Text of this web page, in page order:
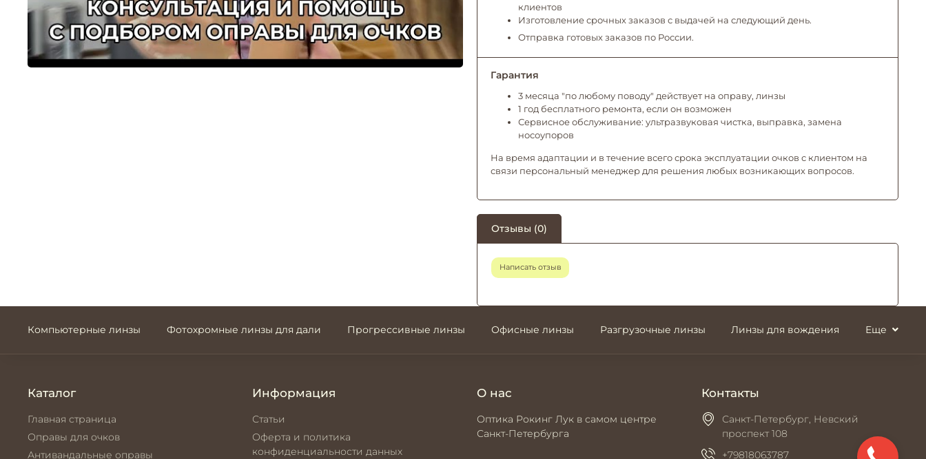
клиентов
Изготовление срочных заказов с выдачей на следующий день.
Отправка готовых заказов по России.
Гарантия
3 месяца "по любому поводу" действует на оправу, линзы
1 год бесплатного ремонта, если он возможен
Сервисное обслуживание: ультразвуковая чистка, выправка, замена
носоупоров
На время адаптации и в течение всего срока эксплуатации очков с клиентом на
связи персональный менеджер для решения любых возникающих вопросов.
Отзывы (0)
Написать отзыв
Компьютерные линзы Фотохромные линзы для дали Прогрессивные линзы Офисные линзы Разгрузочные линзы Линзы для вождения Еще
Каталог
Главная страница
Оправы для очков
Антивандальные оправы
Информация
Статьи
Оферта и политика
конфиденциальности данных
О нас
Оптика Рокинг Лук в самом центре
Санкт-Петербурга
Контакты
Санкт-Петербург, Невский
проспект 108
+79818063787